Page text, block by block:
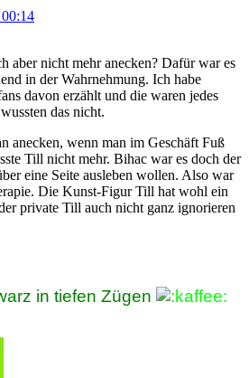
aber nicht mehr anecken? Dafür war es
in der Wahrnehmung. Ich habe
davon erzählt und die waren jedes
das nicht.
anecken, wenn man im Geschäft Fuß
Till nicht mehr. Bihac war es doch der
eine Seite ausleben wollen. Also war
Die Kunst-Figur Till hat wohl ein
private Till auch nicht ganz ignorieren
in tiefen Zügen